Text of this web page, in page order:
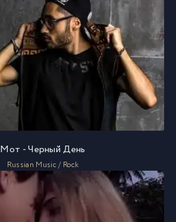
Мот - Черный День
Russian Music / Rock